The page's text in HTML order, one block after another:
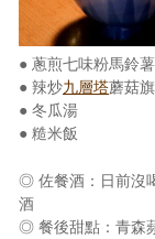
● 蔥煎七味粉馬鈴薯
● 辣炒九層塔蘑菇
● 冬瓜湯
● 糙米飯
◎ 佐餐酒：日前沒
酒
◎ 餐後甜點：青森